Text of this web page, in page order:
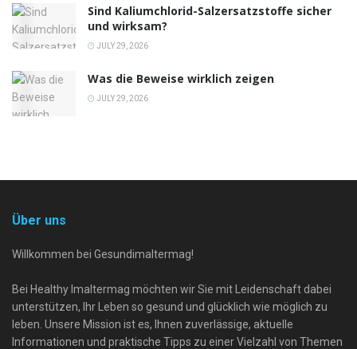
Sind Kaliumchlorid-Salzersatzstoffe sicher
und wirksam?
JULY 29, 2026
Was die Beweise wirklich zeigen
JULY 29, 2026
Über uns
Willkommen bei Gesundimaltermag!
Bei Healthy Imaltermag möchten wir Sie mit Leidenschaft dabei
unterstützen, Ihr Leben so gesund und glücklich wie möglich zu
leben. Unsere Mission ist es, Ihnen zuverlässige, aktuelle
Informationen und praktische Tipps zu einer Vielzahl von Themen